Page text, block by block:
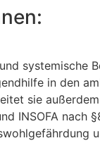
systemische
in den
sie
INSOFA nach